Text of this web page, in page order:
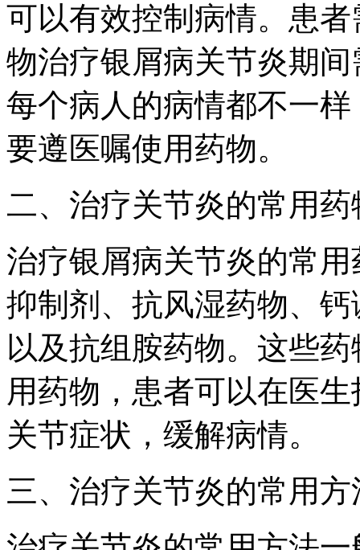
可以有效控制病情。患
物治疗银屑病关节炎期
每个病人的病情都不一
要遵医嘱使用药物。
二、治疗关节炎的常用药
治疗银屑病关节炎的常
抑制剂、抗风湿药物、
以及抗组胺药物。这些
用药物，患者可以在医
关节症状，缓解病情。
三、治疗关节炎的常用方